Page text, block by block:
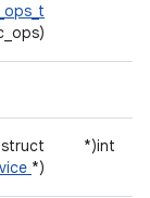
int(*
*)